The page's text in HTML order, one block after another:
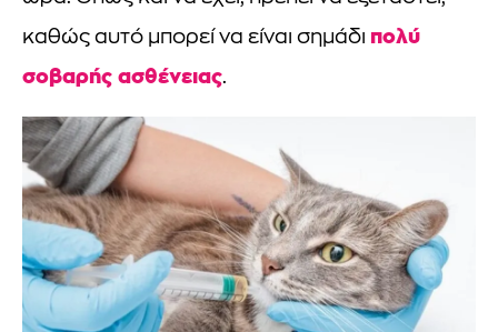
καθώς αυτό μπορεί να είναι σημάδι πολύ
σοβαρής ασθένειας.